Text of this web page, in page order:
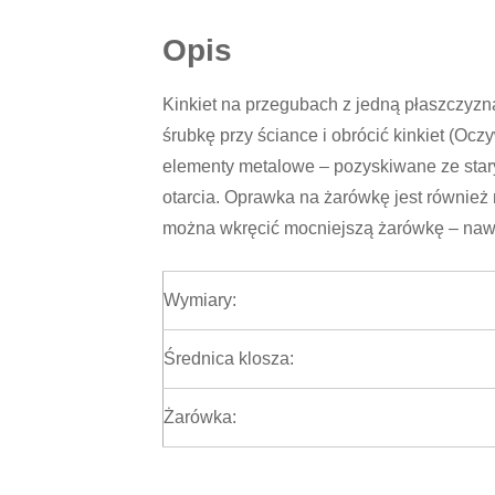
Opis
Kinkiet na przegubach z jedną
śrubkę przy ściance i obrócić kinkiet
elementy metalowe – pozyskiwane ze
otarcia. Oprawka na żarówkę jest
można wkręcić mocniejszą żarówkę –
Wymiary:
Średnica klosza:
Żarówka: